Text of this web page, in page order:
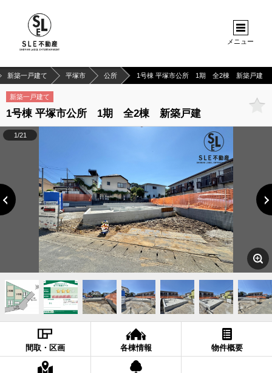
メニュー
新築一戸建て 平塚市 公所 1号棟 平塚市公所 1期 全2棟 新築戸建
新築一戸建て
1号棟 平塚市公所 1期 全2棟 新築戸建
1/21
間取・区画 各棟情報 物件概要